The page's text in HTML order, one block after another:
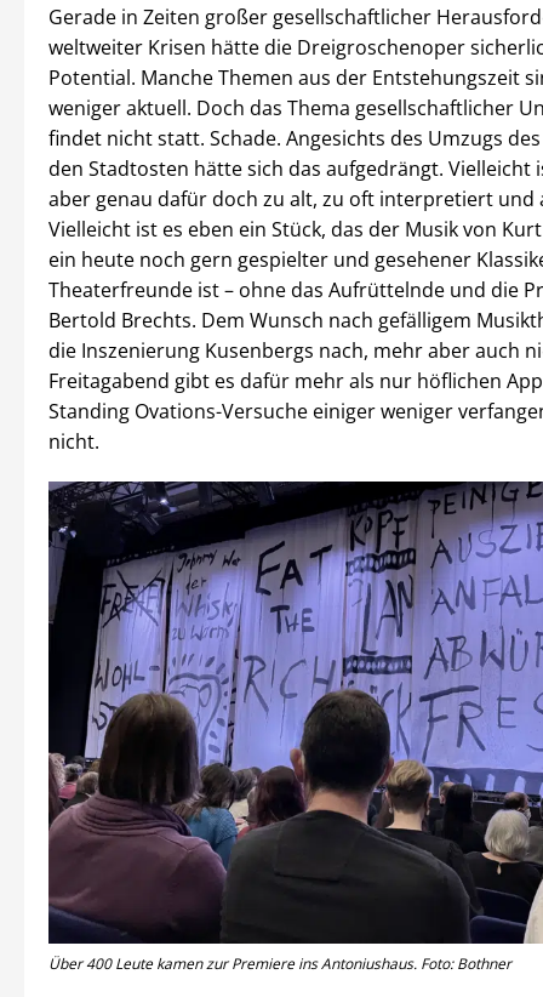
Gerade in Zeiten großer gesellschaftlicher
weltweiter Krisen hätte die Dreigroschenoper
Potential. Manche Themen aus der Entstehungszeit
weniger aktuell. Doch das Thema gesellschaftlicher
findet nicht statt. Schade. Angesichts des Umzugs
den Stadtosten hätte sich das aufgedrängt. Vielleicht
aber genau dafür doch zu alt, zu oft interpretiert und
Vielleicht ist es eben ein Stück, das der Musik von
ein heute noch gern gespielter und gesehener
Theaterfreunde ist – ohne das Aufrüttelnde und die
Bertold Brechts. Dem Wunsch nach gefälligem
die Inszenierung Kusenbergs nach, mehr aber auch
Freitagabend gibt es dafür mehr als nur höflichen
Standing Ovations-Versuche einiger weniger
nicht.
Über 400 Leute kamen zur Premiere ins Antoniushaus. Foto: Bothner